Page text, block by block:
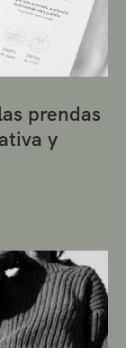
prendas
y